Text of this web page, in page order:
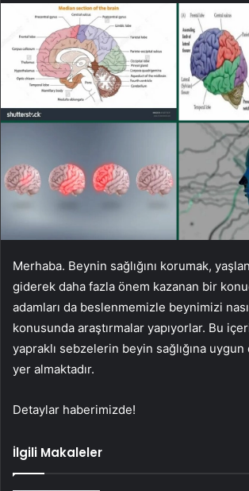
Merhaba. Beynin sağlığını korumak,
giderek daha fazla önem kazanan bir
adamları da beslenmemizle beynimizi
konusunda araştırmalar yapıyorlar. Bu
yapraklı sebzelerin beyin sağlığına
yer almaktadır.
Detaylar haberimizde!
İlgili Makaleler